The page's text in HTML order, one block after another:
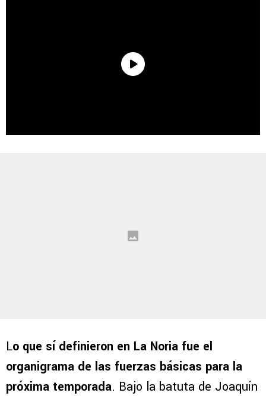
Lo que sí definieron en La Noria fue el
organigrama de las fuerzas básicas para la
próxima temporada. Bajo la batuta de Joaquín